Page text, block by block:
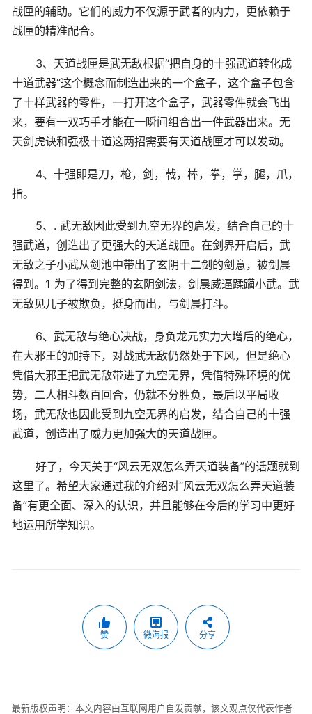
战匣的辅助。它们的威力不仅源于武者的内力，更依赖于
战匣的精准配合。
3、天道战匣是武无敌根据“把自身的十强武道转化成
十道武器”这个概念而制造出来的一个盒子，这个盒子包含
了十样武器的零件，一打开这个盒子，武器零件就会飞出
来，要有一双巧手才能在一瞬间组合出一件武器出来。无
天剑虎诀和强极十道这两招需要有天道战匣才可以发动。
4、十强即是刀，枪，剑，戟，棒，拳，掌，腿，爪，
指。
5、. 武无敌因此受到九空无界的启发，结合自己的十
强武道，创造出了更强大的天道战匣。在剑界开启后，武
无敌之子小武从剑池中带出了玄阴十二剑的剑意，被剑晨
得到。1 为了得到完整的玄阴剑法，剑晨威逼蹂躏小武。武
无敌见儿子被欺负，挺身而出，与剑晨打斗。
6、武无敌与绝心决战，身负龙元实力大增后的绝心，
在大邪王的加持下，对战武无敌仍然处于下风，但是绝心
凭借大邪王把武无敌带进了九空无界，凭借特殊环境的优
势，二人相斗数百回合，仍就不分胜负，最后以平局收
场，武无敌也因此受到九空无界的启发，结合自己的十强
武道，创造出了威力更加强大的天道战匣。
好了，今天关于“风云无双怎么弄天道装备”的话题就到
这里了。希望大家通过我的介绍对“风云无双怎么弄天道装
备”有更全面、深入的认识，并且能够在今后的学习中更好
地运用所学知识。
赞 微海报 分享
最新版权声明：本文内容由互联网用户自发贡献，该文观点仅代表作者